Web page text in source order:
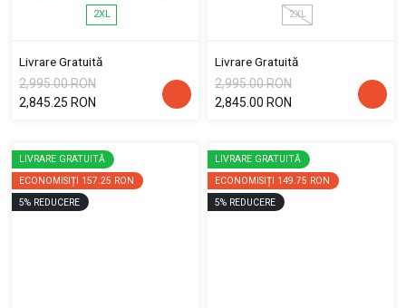
2XL
Livrare Gratuită
2,995.00 RON
2,845.25 RON
2XL
Livrare Gratuită
2,995.00 RON
2,845.00 RON
LIVRARE GRATUITĂ
ECONOMISIȚI 157.25 RON
5% REDUCERE
LIVRARE GRATUITĂ
ECONOMISIȚI 149.75 RON
5% REDUCERE